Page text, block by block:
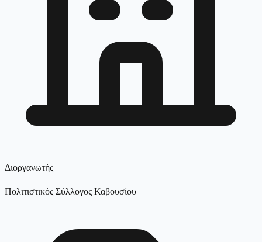
Διοργανωτής
Πολιτιστικός Σύλλογος Καβουσίου